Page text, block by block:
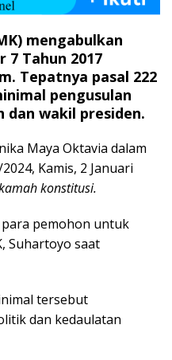
mengabulkan
Tahun 2017
Tepatnya pasal 222
pengusulan
dan wakil presiden.
Maya Oktavia dalam
Kamis, 2 Januari
konstitusi.
pemohon untuk
Suhartoyo saat
tersebut
dan kedaulatan